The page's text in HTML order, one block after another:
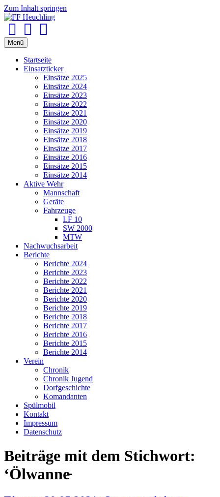
Zum Inhalt springen
Menü
Startseite
Einsatzticker
Einsätze 2025
Einsätze 2024
Einsätze 2023
Einsätze 2022
Einsätze 2021
Einsätze 2020
Einsätze 2019
Einsätze 2018
Einsätze 2017
Einsätze 2016
Einsätze 2015
Einsätze 2014
Aktive Wehr
Mannschaft
Geräte
Fahrzeuge
LF 10
SW 2000
MTW
Nachwuchsarbeit
Berichte
Berichte 2024
Berichte 2023
Berichte 2022
Berichte 2021
Berichte 2020
Berichte 2019
Berichte 2018
Berichte 2017
Berichte 2016
Berichte 2015
Berichte 2014
Verein
Chronik
Chronik Jugend
Dorfgeschichte
Komandanten
Spülmobil
Kontakt
Impressum
Datenschutz
Beiträge mit dem Stichwort:
‘Ölwanne̵